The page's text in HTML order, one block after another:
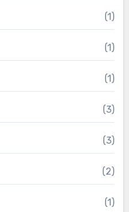
(1)
(1)
(1)
(3)
(3)
(2)
(1)